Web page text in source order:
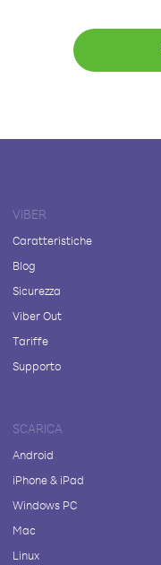
VIBER
Caratteristiche
Blog
Sicurezza
Viber Out
Tariffe
Supporto
SCARICA
Android
iPhone & iPad
Windows PC
Mac
Linux